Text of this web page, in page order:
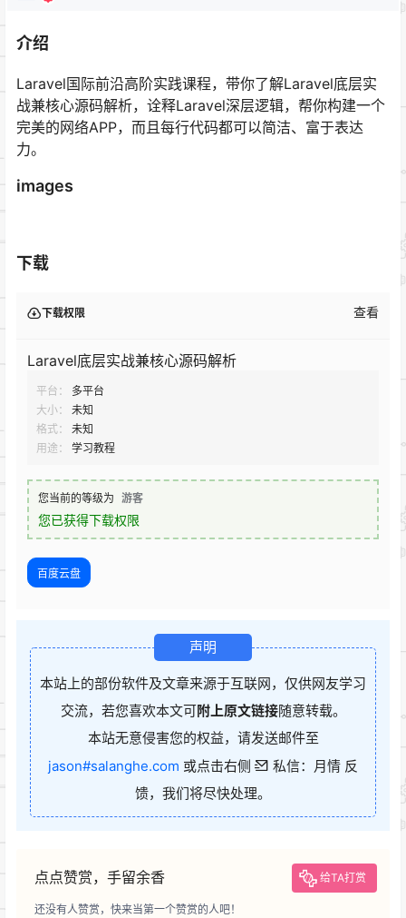
介绍
Laravel国际前沿高阶实践课程，带你了解Laravel底层实
战兼核心源码解析，诠释Laravel深层逻辑，帮你构建一个
完美的网络APP，而且每行代码都可以简洁、富于表达
力。
images
下载
下载权限 查看
Laravel底层实战兼核心源码解析
平台：
多平台
大小：
未知
格式：
未知
用途：
学习教程
您当前的等级为 游客
您已获得下载权限
百度云盘
声明
本站上的部份软件及文章来源于互联网，仅供网友学习
交流，若您喜欢本文可附上原文链接随意转载。
本站无意侵害您的权益，请发送邮件至
jason#salanghe.com 或点击右侧
私信：月情 反
馈，我们将尽快处理。
点点赞赏，手留余香 给TA打赏
还没有人赞赏，快来当第一个赞赏的人吧！